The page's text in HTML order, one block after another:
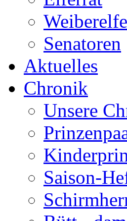
Senatoren
Aktuelles
Chronik
Unsere
Saison-